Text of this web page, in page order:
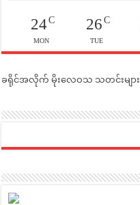
24C
MON
26C
TUE
ခရိုင်အလိုက် မိုးလေဝသ သတင်းများ